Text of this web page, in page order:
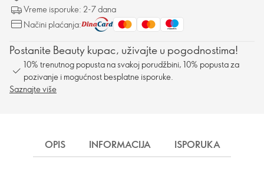
Vreme isporuke: 2-7 dana
Načini plaćanja:
Postanite Beauty kupac, uživajte u pogodnostima!
10% trenutnog popusta na svakoj porudžbini, 10% popusta za
pozivanje i mogućnost besplatne isporuke.
Saznajte više
OPIS INFORMACIJA ISPORUKA